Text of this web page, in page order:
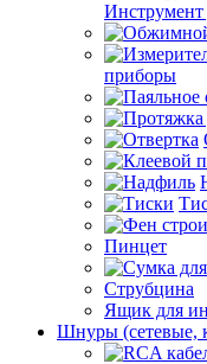
Инструмент
приборы
Пинцет
Струбцина
Ящик для
Шнуры (сетевые,